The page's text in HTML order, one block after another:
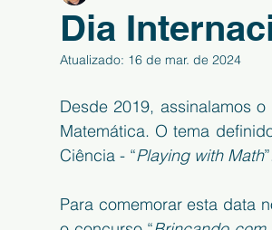
Dia
Atualizado: 16 de mar. de 2024
Desde 2019, assinalamos
Matemática. O tema
Ciência - “Playing with Math
Para comemorar esta data